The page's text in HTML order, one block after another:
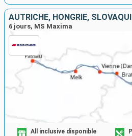
AUTRICHE, HONGRIE,
6 jours, MS Maxima
All inclusive disponible